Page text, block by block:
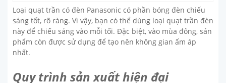
Loại quạt trần có đèn Panasonic có phần bóng đèn chiếu
sáng tốt, rõ ràng. Vì vậy, bạn có thể dùng loại quạt trần đèn
này để chiếu sáng vào mỗi tối. Đặc biệt, vào mùa đông, sản
phẩm còn được sử dụng để tạo nên không gian ấm áp
nhất.
Quy trình sản xuất hiện đại